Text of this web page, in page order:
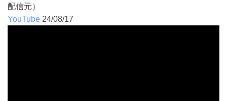
配信元）
YouTube 24/08/17